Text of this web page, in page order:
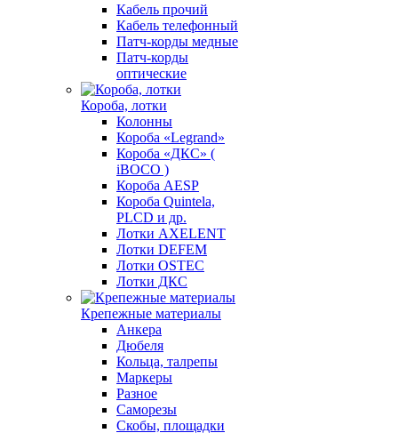
Кабель прочий
Кабель телефонный
Патч-корды медные
Патч-корды
оптические
Короба, лотки
Колонны
Короба «Legrand»
Короба «ДКС» (
iBOCO )
Короба AESP
Короба Quintela,
PLCD и др.
Лотки AXELENT
Лотки DEFEM
Лотки OSTEC
Лотки ДКС
Крепежные материалы
Анкера
Дюбеля
Кольца, талрепы
Маркеры
Разное
Саморезы
Скобы, площадки